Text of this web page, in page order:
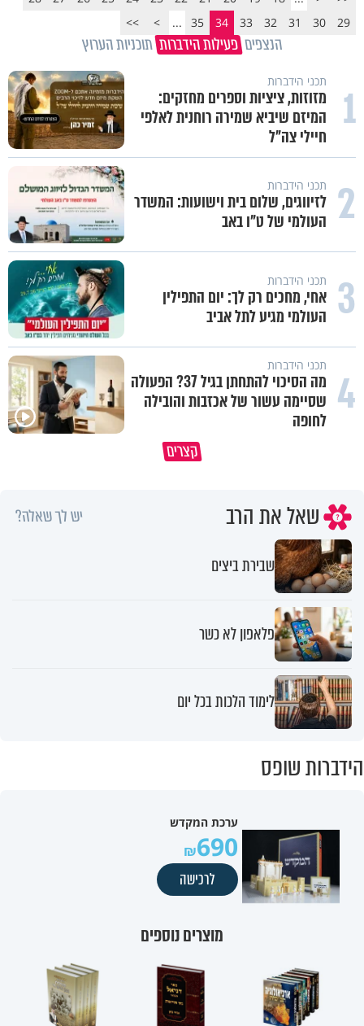
29
30
31
32
33
34
35
...
>
>>
הנצפים פעילות הידברות תוכניות הערוץ
1 תכני הידברות
מזוזות, ציציות וספרים מחזקים:
המיזם שיביא שמירה רוחנית לאלפי
חיילי צה"ל
2 תכני הידברות
לזיווגים, שלום בית וישועות: המשדר
העולמי של ט"ו באב
3 תכני הידברות
אחי, מחכים רק לך: יום התפילין
העולמי מגיע לתל אביב
4 תכני הידברות
מה הסיכוי להתחתן בגיל 37? הפעולה
שסיימה עשור של אכזבות והובילה
לחופה
קצרים
שאל את הרב יש לך שאלה?
שבירת ביצים
פלאפון לא כשר
לימוד הלכות בכל יום
הידברות שופס
ערכת המקדש
690
לרכישה
מוצרים נוספים